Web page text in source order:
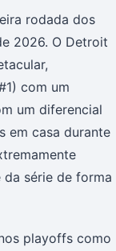
rodada dos
2026. O Detroit
com um
um diferencial
em casa durante
série de forma
playoffs como